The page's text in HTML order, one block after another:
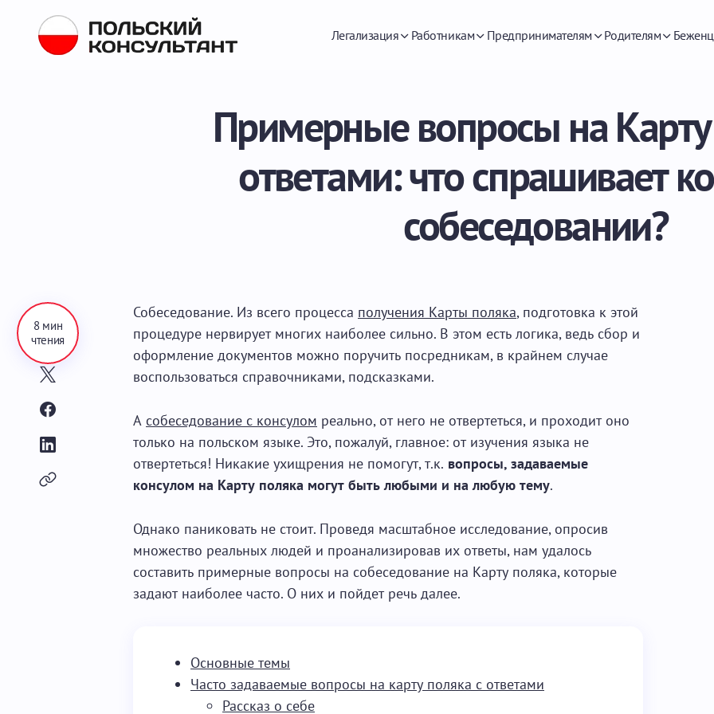
Легализация Работникам Предпринимателям Родителям
Примерные вопросы на Карту
ответами: что спрашивает
собеседовании?
8 мин
чтения
Собеседование. Из всего процесса получения Карты поляка, подготовка к этой
процедуре нервирует многих наиболее сильно. В этом есть логика, ведь сбор и
оформление документов можно поручить посредникам, в крайнем случае
воспользоваться справочниками, подсказками.
А собеседование с консулом реально, от него не отвертеться, и проходит оно
только на польском языке. Это, пожалуй, главное: от изучения языка не
отвертеться! Никакие ухищрения не помогут, т.к. вопросы, задаваемые
консулом на Карту поляка могут быть любыми и на любую тему.
Однако паниковать не стоит. Проведя масштабное исследование, опросив
множество реальных людей и проанализировав их ответы, нам удалось
составить примерные вопросы на собеседование на Карту поляка, которые
задают наиболее часто. О них и пойдет речь далее.
Основные темы
Часто задаваемые вопросы на карту поляка с ответами
Рассказ о себе